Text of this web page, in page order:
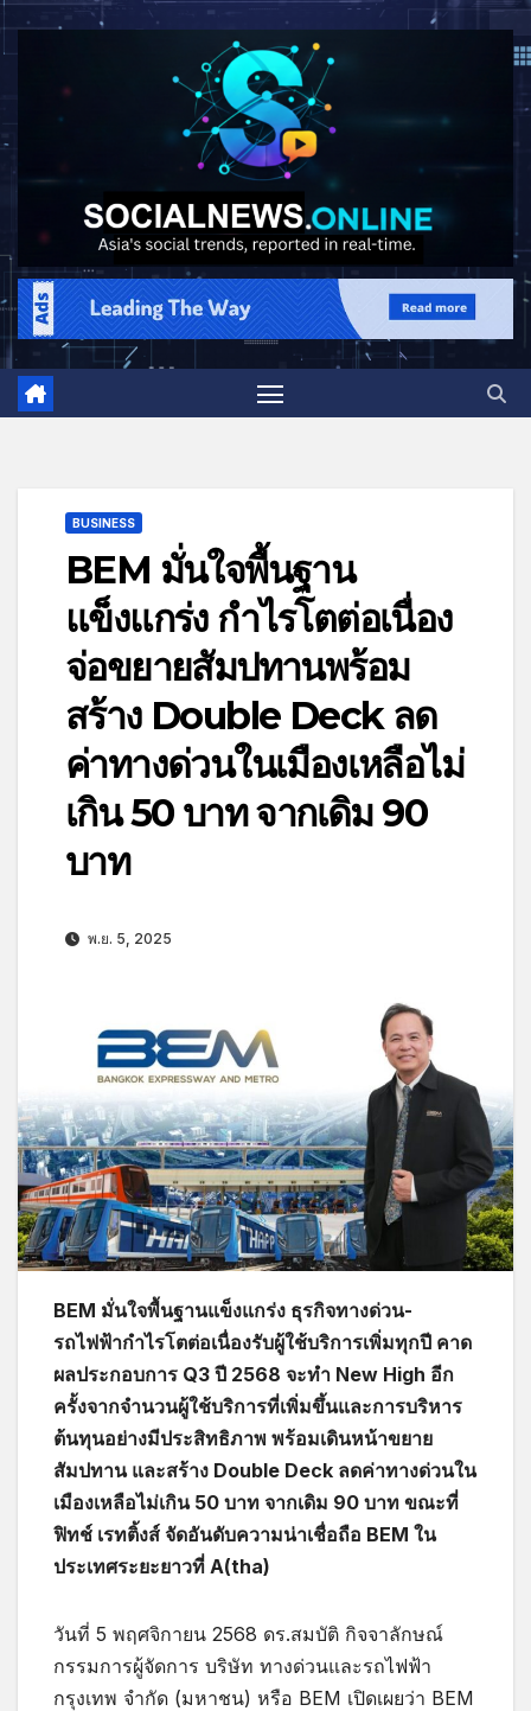
BUSINESS
BEM มั่นใจพื้นฐาน
แข็งแกร่ง กำไรโตต่อเนื่อง
จ่อขยายสัมปทานพร้อม
สร้าง Double Deck ลด
ค่าทางด่วนในเมืองเหลือไม่
เกิน 50 บาท จากเดิม 90
บาท
พ.ย. 5, 2025
BEM มั่นใจพื้นฐานแข็งแกร่ง ธุรกิจทางด่วน-
รถไฟฟ้ากำไรโตต่อเนื่องรับผู้ใช้บริการเพิ่มทุกปี คาด
ผลประกอบการ Q3 ปี 2568 จะทำ New High อีก
ครั้งจากจำนวนผู้ใช้บริการที่เพิ่มขึ้นและการบริหาร
ต้นทุนอย่างมีประสิทธิภาพ พร้อมเดินหน้าขยาย
สัมปทาน และสร้าง Double Deck ลดค่าทางด่วนใน
เมืองเหลือไม่เกิน 50 บาท จากเดิม 90 บาท ขณะที่
ฟิทช์ เรทติ้งส์ จัดอันดับความน่าเชื่อถือ BEM ใน
ประเทศระยะยาวที่ A(tha)
วันที่ 5 พฤศจิกายน 2568 ดร.สมบัติ กิจจาลักษณ์
กรรมการผู้จัดการ บริษัท ทางด่วนและรถไฟฟ้า
กรุงเทพ จำกัด (มหาชน) หรือ BEM เปิดเผยว่า BEM